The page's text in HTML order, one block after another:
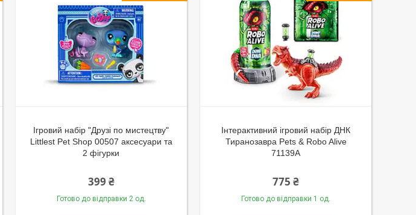
Ігровий набір "Друзі по мистецтву"
Littlest Pet Shop 00507 аксесуари та
2 фігурки
399 ₴
Готово до відправки 2 од.
Інтерактивний ігровий набір ДНК
Тиранозавра Pets & Robo Alive
71139A
775 ₴
Готово до відправки 1 од.